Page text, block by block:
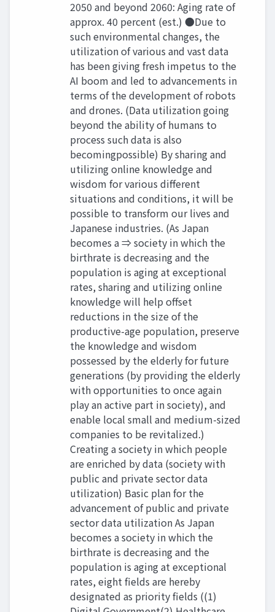
2050 and beyond 2060: Aging rate of
approx. 40 percent (est.) ●Due to
such environmental changes, the
utilization of various and vast data
has been giving fresh impetus to the
AI boom and led to advancements in
terms of the development of robots
and drones. (Data utilization going
beyond the ability of humans to
process such data is also
becomingpossible) By sharing and
utilizing online knowledge and
wisdom for various different
situations and conditions, it will be
possible to transform our lives and
Japanese industries. (As Japan
becomes a ⇒ society in which the
birthrate is decreasing and the
population is aging at exceptional
rates, sharing and utilizing online
knowledge will help offset
reductions in the size of the
productive-age population, preserve
the knowledge and wisdom
possessed by the elderly for future
generations (by providing the elderly
with opportunities to once again
play an active part in society), and
enable local small and medium-sized
companies to be revitalized.)
Creating a society in which people
are enriched by data (society with
public and private sector data
utilization) Basic plan for the
advancement of public and private
sector data utilization As Japan
becomes a society in which the
birthrate is decreasing and the
population is aging at exceptional
rates, eight fields are hereby
designated as priority fields ((1)